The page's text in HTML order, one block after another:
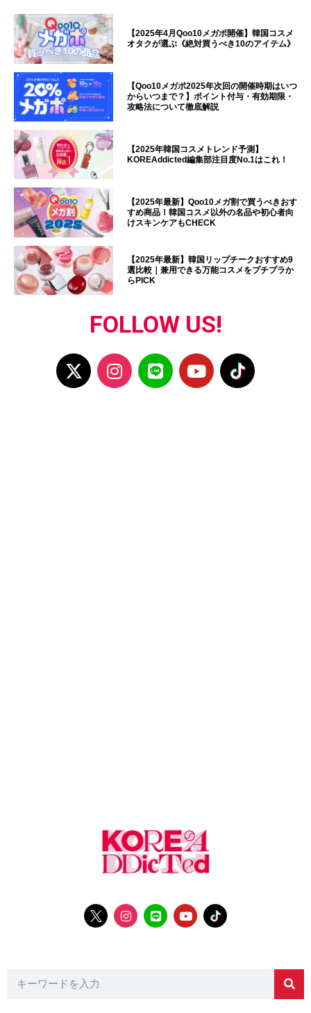
【2025年4月Qoo10メガポ開催】韓国コスメ
オタクが選ぶ《絶対買うべき10のアイテム》
【Qoo10メガポ2025年次回の開催時期はいつ
からいつまで？】ポイント付与・有効期限・
攻略法について徹底解説
【2025年韓国コスメトレンド予測】
KOREAddicted編集部注目度No.1はこれ！
【2025年最新】Qoo10メガ割で買うべきおす
すめ商品！韓国コスメ以外の名品や初心者向
けスキンケアもCHECK
【2025年最新】韓国リップチークおすすめ9
選比較｜兼用できる万能コスメをプチプラか
らPICK
FOLLOW US!